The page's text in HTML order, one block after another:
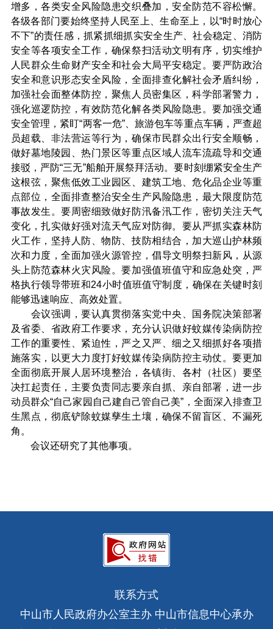
增多，各类安全风险隐患交织叠加，安全防范不容松懈。
各级各部门要始终坚持人民至上、生命至上，以“时时放心
不下”的责任感，抓紧抓细抓实安全生产、社会稳定、消防
安全等各项安全工作，确保祭扫活动文明有序，切实维护
人民群众生命财产安全和社会大局平安稳定。要严防政治
安全和意识形态安全风险，全面排查化解社会矛盾纠纷，
加强社会面整体防控，聚焦人员密集区，科学部署警力，
强化巡逻防控，有效防范化解各类风险隐患。要加强交通
安全管理，紧盯“两客一危”、旅游包车等重点车辆，严查超
员超载、非法营运等行为，确保市民群众出行安全顺畅，
做好墓地陵园、热门景区等重点区域人流车流疏导和交通
接驳，严防“三无”船舶开展祭拜活动。要时刻绷紧安全生产
这根弦，聚焦低效工业园区、建筑工地、危化品企业等重
点部位，全面排查整治安全生产风险隐患，最大限度防范
事故发生。要周密细致做好防汛备汛工作，密切关注天气
变化，扎实做好强对流天气应对防御。要从严抓实森林防
火工作，坚持人防、物防、技防相结合，加大巡山护林频
次和力度，全面加强火源管控，倡导文明祭扫新风，从源
头上防范森林火灾风险。要加强值班值守和应急处突，严
格执行领导带班和24小时值班值守制度，确保在关键时刻
能够迅速响应、高效处置。
会议强调，要认真贯彻落实党中央、国务院决策部署
及省委、省政府工作要求，充分认识做好蚊媒传染病防控
工作的重要性、紧迫性，严之又严、细之又细抓好各项措
施落实，以更大力度打好蚊媒传染病防控主动仗。要更加
全面彻底开展人居环境整治，各镇街、各村（社区）要坚
决扛起责任，主要负责同志要亲自抓、亲自部署，进一步
动员群众“自己家园自己建自己管自己美”，全面深入排查卫
生黑点，彻底铲除蚊媒孳生土壤，确保不留盲区、不漏死
角。
会议还研究了其他事项。
联系方式
中山市人民政府办公室主办 中山市信息中心承办